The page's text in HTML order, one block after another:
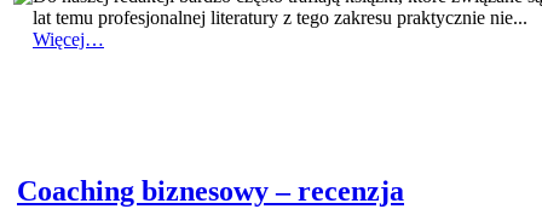
lat temu profesjonalnej literatury z tego zakresu praktycznie nie...
Więcej…
Coaching biznesowy – recenzja